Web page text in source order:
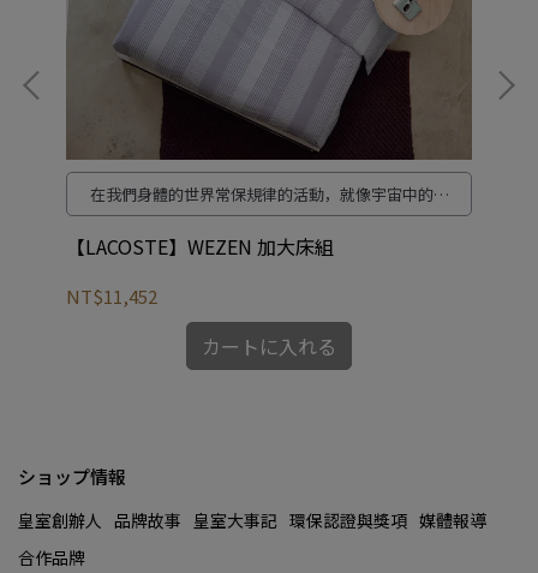
在我們身體的世界常保規律的活動，就像宇宙中的一
顆恆星永恆規律的繞行。這是我們對生命與自然的敬
意。
【LACOSTE】WEZEN 加大床組
NT$11,452
カートに入れる
ショップ情報
皇室創辦人 品牌故事 皇室大事記 環保認證與獎項 媒體報導
合作品牌